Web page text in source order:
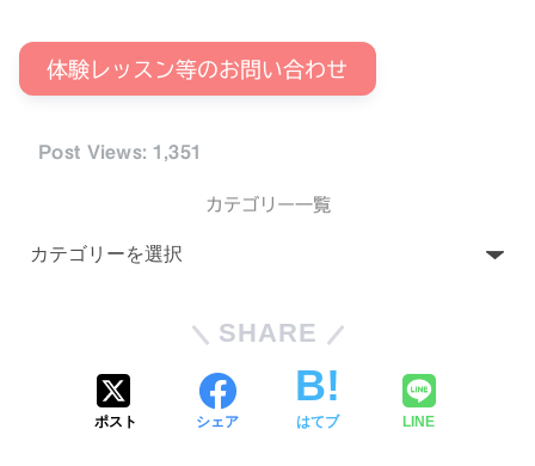
体験レッスン等のお問い合わせ
Post Views: 1,351
カテゴリー一覧
SHARE
ポスト シェア はてブ LINE